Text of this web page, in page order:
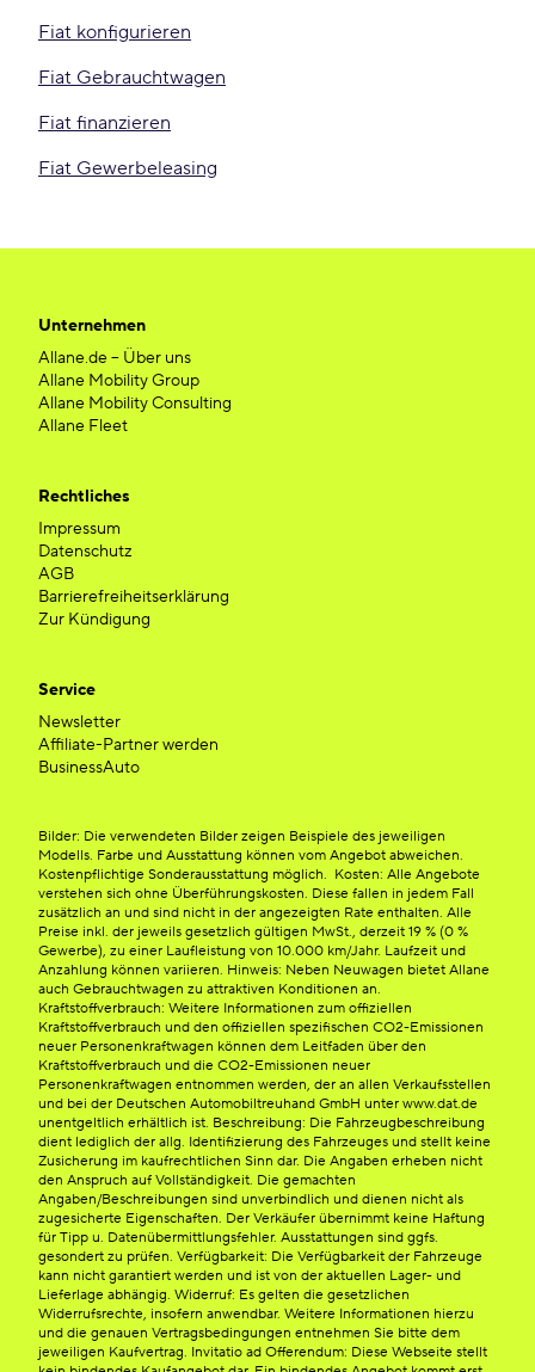
Fiat konfigurieren
Fiat Gebrauchtwagen
Fiat finanzieren
Fiat Gewerbeleasing
Unternehmen
Allane.de – Über uns
Allane Mobility Group
Allane Mobility Consulting
Allane Fleet
Rechtliches
Impressum
Datenschutz
AGB
Barrierefreiheitserklärung
Zur Kündigung
Service
Newsletter
Affiliate-Partner werden
BusinessAuto
Bilder: Die verwendeten Bilder zeigen Beispiele des jeweiligen
Modells. Farbe und Ausstattung können vom Angebot abweichen.
Kostenpflichtige Sonderausstattung möglich. Kosten: Alle Angebote
verstehen sich ohne Überführungskosten. Diese fallen in jedem Fall
zusätzlich an und sind nicht in der angezeigten Rate enthalten. Alle
Preise inkl. der jeweils gesetzlich gültigen MwSt., derzeit 19 % (0 %
Gewerbe), zu einer Laufleistung von 10.000 km/Jahr. Laufzeit und
Anzahlung können variieren. Hinweis: Neben Neuwagen bietet Allane
auch Gebrauchtwagen zu attraktiven Konditionen an.
Kraftstoffverbrauch: Weitere Informationen zum offiziellen
Kraftstoffverbrauch und den offiziellen spezifischen CO2-Emissionen
neuer Personenkraftwagen können dem Leitfaden über den
Kraftstoffverbrauch und die CO2-Emissionen neuer
Personenkraftwagen entnommen werden, der an allen Verkaufsstellen
und bei der Deutschen Automobiltreuhand GmbH unter www.dat.de
unentgeltlich erhältlich ist. Beschreibung: Die Fahrzeugbeschreibung
dient lediglich der allg. Identifizierung des Fahrzeuges und stellt keine
Zusicherung im kaufrechtlichen Sinn dar. Die Angaben erheben nicht
den Anspruch auf Vollständigkeit. Die gemachten
Angaben/Beschreibungen sind unverbindlich und dienen nicht als
zugesicherte Eigenschaften. Der Verkäufer übernimmt keine Haftung
für Tipp u. Datenübermittlungsfehler. Ausstattungen sind ggfs.
gesondert zu prüfen. Verfügbarkeit: Die Verfügbarkeit der Fahrzeuge
kann nicht garantiert werden und ist von der aktuellen Lager- und
Lieferlage abhängig. Widerruf: Es gelten die gesetzlichen
Widerrufsrechte, insofern anwendbar. Weitere Informationen hierzu
und die genauen Vertragsbedingungen entnehmen Sie bitte dem
jeweiligen Kaufvertrag. Invitatio ad Offerendum: Diese Webseite stellt